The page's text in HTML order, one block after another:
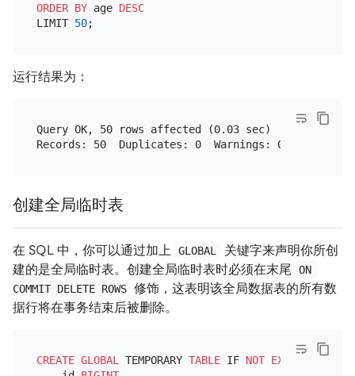
ORDER BY age DESC
LIMIT 50
运行结果为：
Query OK, 50 rows affected (0.03 sec)
创建全局临时表
在 SQL 中，你可以通过加上 GLOBAL
关键字来声明你所创
建的是全局临时表。创建全局临时表时必须在末尾
ON
COMMIT DELETE ROWS 修饰，这表明该全局数据表的所有数
据行将在事务结束后被删除。
CREATE GLOBAL TEMPORARY TABLE IF NOT EXISTS